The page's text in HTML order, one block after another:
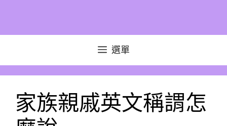
選單
家族親戚英文稱謂怎